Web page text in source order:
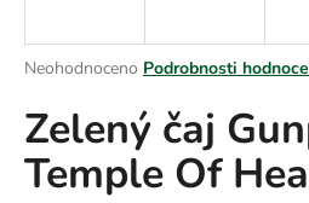
Průměrné
produktu
je
0,0
Neohodnoceno Podrobnosti
Zelený čaj
Temple Of
j
t
?